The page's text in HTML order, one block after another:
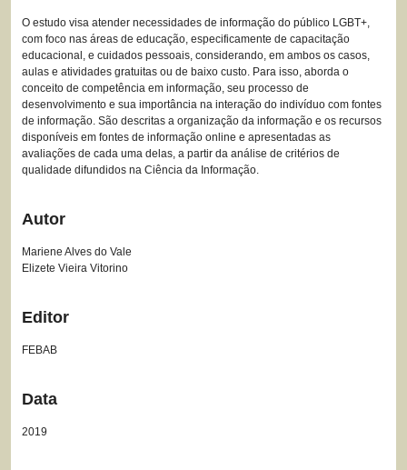
O estudo visa atender necessidades de informação do público LGBT+,
com foco nas áreas de educação, especificamente de capacitação
educacional, e cuidados pessoais, considerando, em ambos os casos,
aulas e atividades gratuitas ou de baixo custo. Para isso, aborda o
conceito de competência em informação, seu processo de
desenvolvimento e sua importância na interação do indivíduo com fontes
de informação. São descritas a organização da informação e os recursos
disponíveis em fontes de informação online e apresentadas as
avaliações de cada uma delas, a partir da análise de critérios de
qualidade difundidos na Ciência da Informação.
Autor
Mariene Alves do Vale
Elizete Vieira Vitorino
Editor
FEBAB
Data
2019